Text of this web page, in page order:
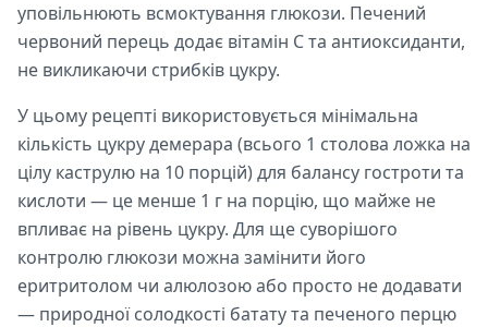
уповільнюють всмоктування глюкози. Печений
червоний перець додає вітамін С та антиоксиданти,
не викликаючи стрибків цукру.
У цьому рецепті використовується мінімальна
кількість цукру демерара (всього 1 столова ложка на
цілу каструлю на 10 порцій) для балансу гостроти та
кислоти — це менше 1 г на порцію, що майже не
впливає на рівень цукру. Для ще суворішого
контролю глюкози можна замінити його
еритритолом чи алюлозою або просто не додавати
— природної солодкості батату та печеного перцю